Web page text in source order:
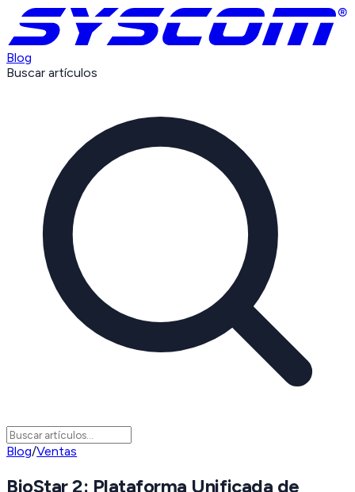
Blog
Buscar artículos
Blog/Ventas
BioStar 2: Plataforma Unificada de